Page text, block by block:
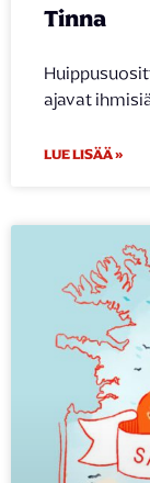
Tinna
ajavat
LUE LISÄÄ »